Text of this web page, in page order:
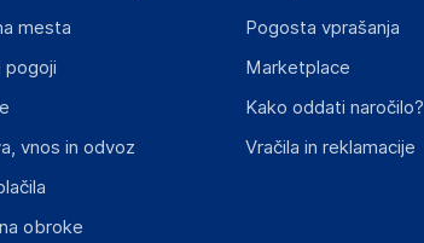
skladnost izdelka z zahtevanimi predpisi.
mesta
pogoji
vnos in odvoz
obroke
Pogosta vprašanja
Marketplace
Kako oddati naročilo?
Vračila in reklamacije